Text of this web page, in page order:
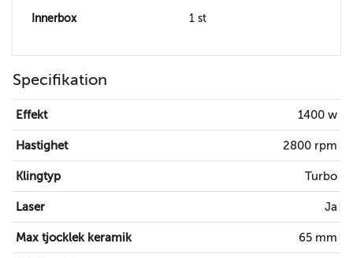
Innerbox 1 st
Specifikation
Effekt 1400 w
Hastighet 2800 rpm
Klingtyp Turbo
Laser Ja
Max tjocklek keramik 65 mm